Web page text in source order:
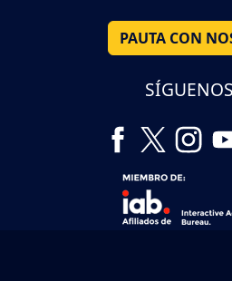
PAUTA CON